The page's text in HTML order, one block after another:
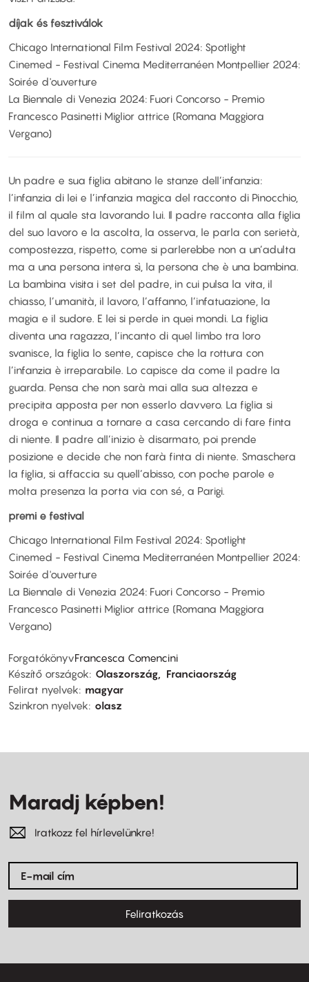
díjak és fesztiválok
Chicago International Film Festival 2024: Spotlight
Cinemed - Festival Cinema Mediterranéen Montpellier 2024:
Soirée d'ouverture
La Biennale di Venezia 2024: Fuori Concorso - Premio
Francesco Pasinetti Miglior attrice (Romana Maggiora
Vergano)
Un padre e sua figlia abitano le stanze dell’infanzia:
l’infanzia di lei e l’infanzia magica del racconto di Pinocchio,
il film al quale sta lavorando lui. Il padre racconta alla figlia
del suo lavoro e la ascolta, la osserva, le parla con serietà,
compostezza, rispetto, come si parlerebbe non a un’adulta
ma a una persona intera sì, la persona che è una bambina.
La bambina visita i set del padre, in cui pulsa la vita, il
chiasso, l’umanità, il lavoro, l’affanno, l’infatuazione, la
magia e il sudore. E lei si perde in quei mondi. La figlia
diventa una ragazza, l’incanto di quel limbo tra loro
svanisce, la figlia lo sente, capisce che la rottura con
l’infanzia è irreparabile. Lo capisce da come il padre la
guarda. Pensa che non sarà mai alla sua altezza e
precipita apposta per non esserlo davvero. La figlia si
droga e continua a tornare a casa cercando di fare finta
di niente. Il padre all’inizio è disarmato, poi prende
posizione e decide che non farà finta di niente. Smaschera
la figlia, si affaccia su quell’abisso, con poche parole e
molta presenza la porta via con sé, a Parigi.
premi e festival
Chicago International Film Festival 2024: Spotlight
Cinemed - Festival Cinema Mediterranéen Montpellier 2024:
Soirée d'ouverture
La Biennale di Venezia 2024: Fuori Concorso - Premio
Francesco Pasinetti Miglior attrice (Romana Maggiora
Vergano)
ForgatókönyvFrancesca Comencini
Készítő országok
Olaszország
Franciaország
Felirat nyelvek
magyar
Szinkron nyelvek
olasz
Maradj képben!
Iratkozz fel hírlevelünkre!
Feliratkozás